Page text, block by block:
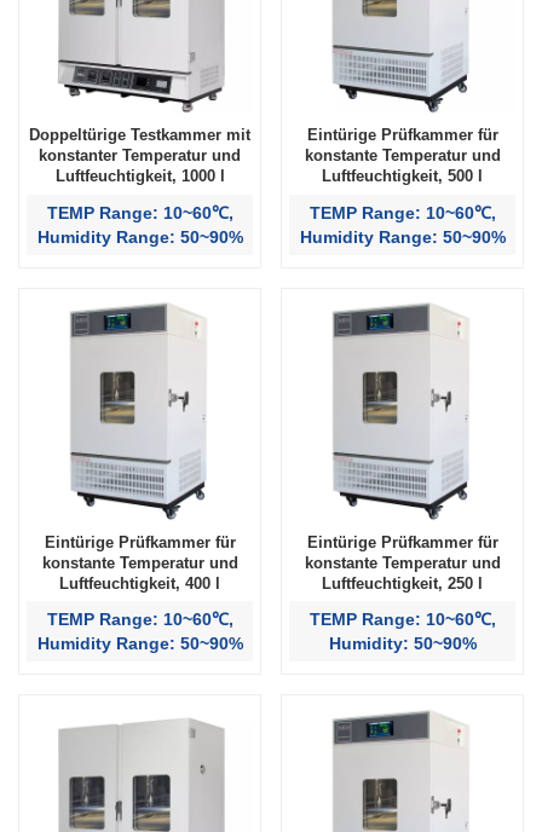
Doppeltürige Testkammer mit
konstanter Temperatur und
Luftfeuchtigkeit, 1000 l
TEMP Range: 10~60℃,
Humidity Range: 50~90%
Eintürige Prüfkammer für
konstante Temperatur und
Luftfeuchtigkeit, 500 l
TEMP Range: 10~60℃,
Humidity Range: 50~90%
Eintürige Prüfkammer für
konstante Temperatur und
Luftfeuchtigkeit, 400 l
TEMP Range: 10~60℃,
Humidity Range: 50~90%
Eintürige Prüfkammer für
konstante Temperatur und
Luftfeuchtigkeit, 250 l
TEMP Range: 10~60℃,
Humidity: 50~90%